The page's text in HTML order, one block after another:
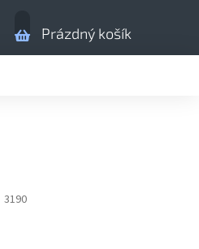
Nákupní
košík
Prázdný košík
3190